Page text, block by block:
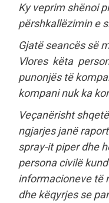
Ky veprim shënoi
përshkallëzimin e
Gjatë seancës së
Vlores këta
punonjës të
kompani nuk ka
Veçanërisht
ngjarjes janë
spray-it piper dhe
persona civilë
informacioneve të
dhe këqyrjes se